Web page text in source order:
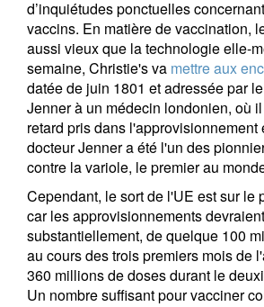
d’inquiétudes ponctuelles
vaccins. En matière de vaccination,
aussi vieux que la technologie elle-
semaine, Christie's va mettre aux
datée de juin 1801 et adressée par
Jenner à un médecin londonien, où il
retard pris dans l'approvisionnement
docteur Jenner a été l'un des
contre la variole, le premier au
Cependant, le sort de l'UE est sur le
car les approvisionnements
substantiellement, de quelque 100
au cours des trois premiers mois de
360 millions de doses durant le
Un nombre suffisant pour vacciner